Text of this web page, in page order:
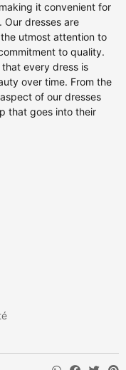
it convenient for
Our dresses are
utmost attention to
to quality.
every dress is
over time. From the
of our dresses
that goes into their